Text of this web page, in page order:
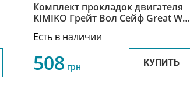
Комплект прокладок двигателя
KIMIKO Грейт Вол Сейф Great Wall
Есть в наличии
508 грн КУПИТЬ